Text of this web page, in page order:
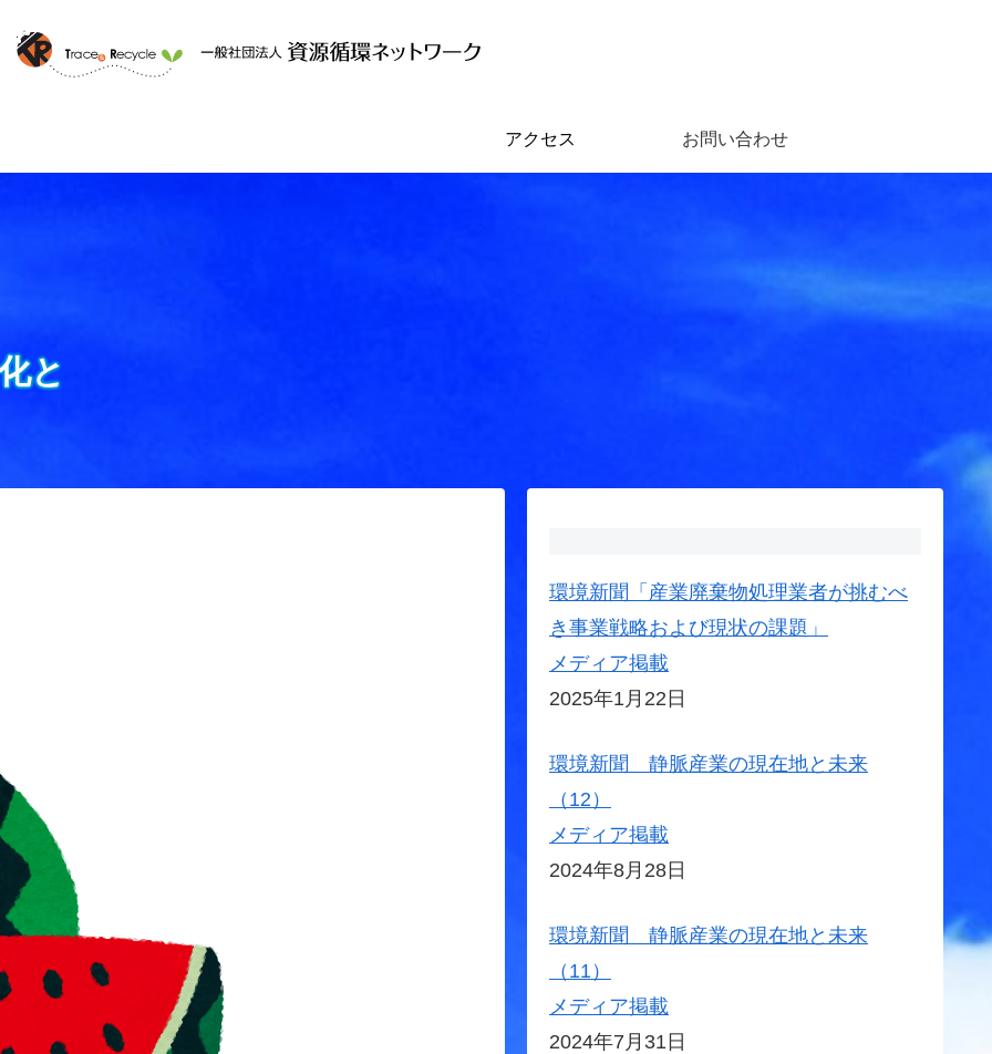
アクセス お問い合わせ
と
環境新聞「産業廃棄物処理業者が挑むべ
き事業戦略および現状の課題」
メディア掲載
2025年1月22日
環境新聞 静脈産業の現在地と未来
（12）
メディア掲載
2024年8月28日
環境新聞 静脈産業の現在地と未来
（11）
メディア掲載
2024年7月31日